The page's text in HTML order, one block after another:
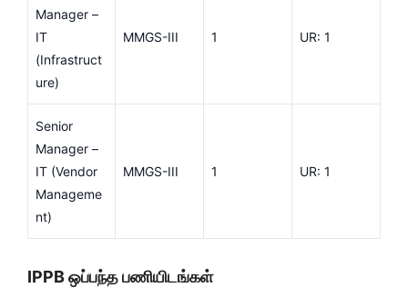
Manager –
IT
(Infrastruct
ure)
MMGS-III 1 UR: 1
Senior
Manager –
IT (Vendor
Manageme
nt)
MMGS-III 1 UR: 1
IPPB ஒப்பந்த பணியிடங்கள்